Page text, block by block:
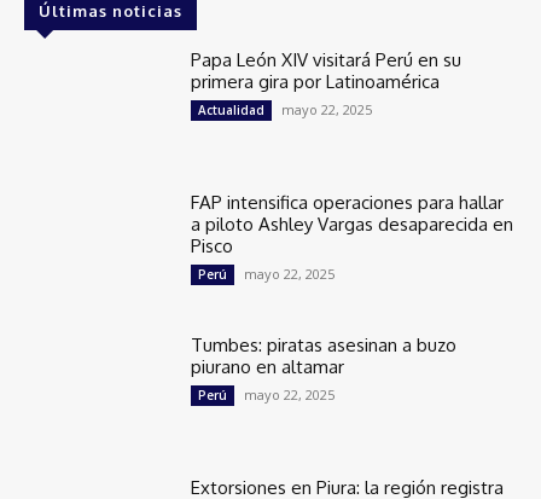
Últimas noticias
Papa León XIV visitará Perú en su
primera gira por Latinoamérica
Actualidad mayo 22, 2025
FAP intensifica operaciones para hallar
a piloto Ashley Vargas desaparecida en
Pisco
Perú mayo 22, 2025
Tumbes: piratas asesinan a buzo
piurano en altamar
Perú mayo 22, 2025
Extorsiones en Piura: la región registra